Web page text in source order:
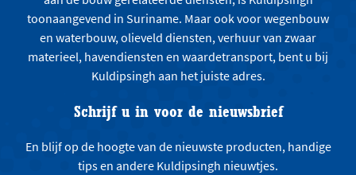
toonaangevend in Suriname. Maar ook voor wegenbouw
en waterbouw, olieveld diensten, verhuur van zwaar
materieel, havendiensten en waardetransport, bent u bij
Kuldipsingh aan het juiste adres.
Schrijf u in voor de nieuwsbrief
En blijf op de hoogte van de nieuwste producten, handige
tips en andere Kuldipsingh nieuwtjes.